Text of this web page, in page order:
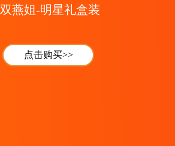
双燕姐-明星礼盒装
点击购买>>